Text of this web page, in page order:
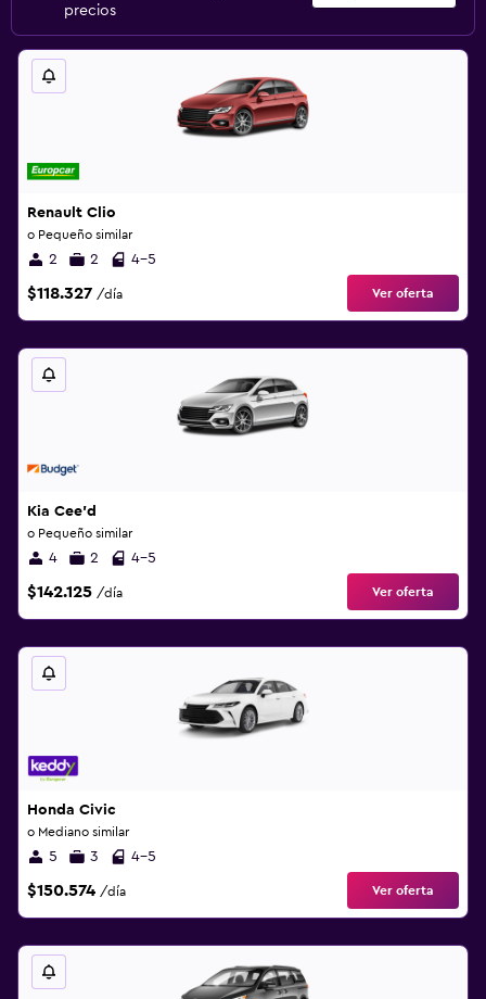
precios
Renault Clio
o Pequeño similar
2 2 4-5
$118.327 /día Ver oferta
Kia Cee'd
o Pequeño similar
4 2 4-5
$142.125 /día Ver oferta
Honda Civic
o Mediano similar
5 3 4-5
$150.574 /día Ver oferta